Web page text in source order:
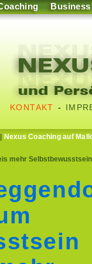
Business
KONTAKT -
Nexus Coaching auf
mehr